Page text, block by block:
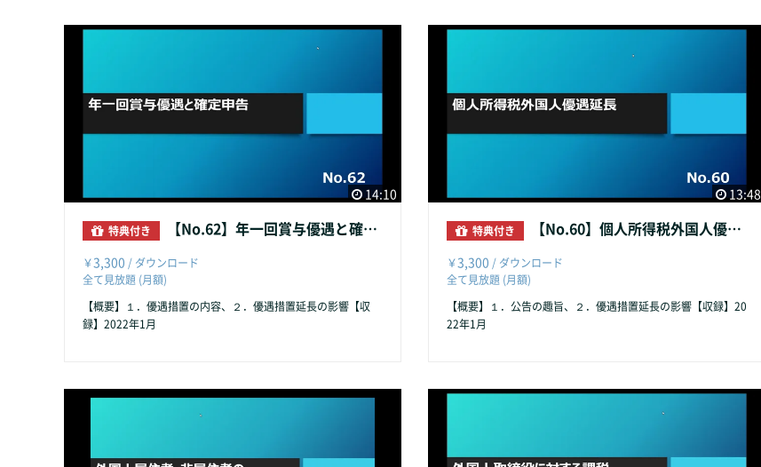
14:10
特典付き 【No.62】年一回賞与優遇と確定申告
￥3,300 / ダウンロード
全て見放題 (月額)
【概要】１．優遇措置の内容、２．優遇措置延長の影響【収
録】2022年1月
13:48
特典付き 【No.60】個人所得税外国人優遇延長
￥3,300 / ダウンロード
全て見放題 (月額)
【概要】１．公告の趣旨、２．優遇措置延長の影響【収録】20
22年1月